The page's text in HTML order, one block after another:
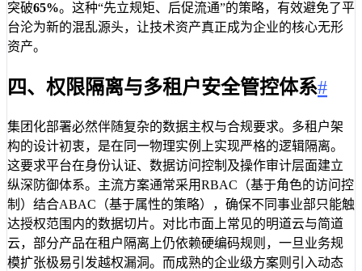
突破65%。这种“先立规矩、后促流通”的策略，有效避免了平
台沦为新的混乱源头，让技术资产真正成为企业的核心无形
资产。
四、权限隔离与多租户安全管控体系#
集团化部署必然伴随复杂的数据主权与合规要求。多租户架
构的设计初衷，是在同一物理实例上实现严格的逻辑隔离。
这要求平台在身份认证、数据访问控制及操作审计层面建立
纵深防御体系。主流方案通常采用RBAC（基于角色的访问控
制）结合ABAC（基于属性的策略），确保不同事业部只能触
达授权范围内的数据切片。对比市面上常见的明道云与简道
云，部分产品在租户隔离上仍依赖硬编码规则，一旦业务规
模扩张极易引发越权漏洞。而成熟的企业级方案则引入动态